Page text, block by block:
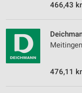
466,43
476,11